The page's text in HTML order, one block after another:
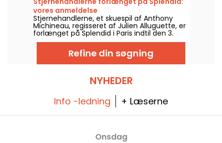
vores anmeldelse
Stjernehandlerne, et skuespil af Anthony
Michineau, regisseret af Julien Alluguette, er
forlænget på Splendid i Paris indtil den 3.
januar 2027. Vores anmeldelse.
Refine din søgning
NYHEDER
Info -ledning + Læserne
Onsdag